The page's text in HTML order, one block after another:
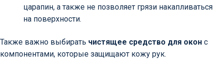
царапин, а также не позволяет грязи накапливаться
на поверхности.
Также важно выбирать чистящее средство для окон с
компонентами, которые защищают кожу рук.